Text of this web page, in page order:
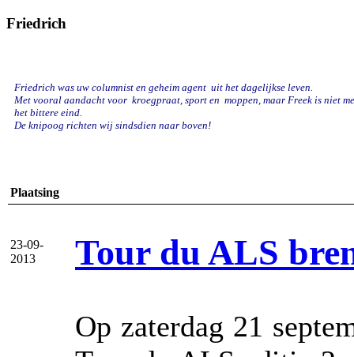
Friedrich
Friedrich was uw columnist en geheim agent uit het dagelijkse leven.
Met vooral aandacht voor kroegpraat, sport en moppen, maar Freek is niet
het bittere eind.
De knipoog richten wij sindsdien naar boven!
Plaatsing
23-09-
2013
Tour du ALS
Op zaterdag 21